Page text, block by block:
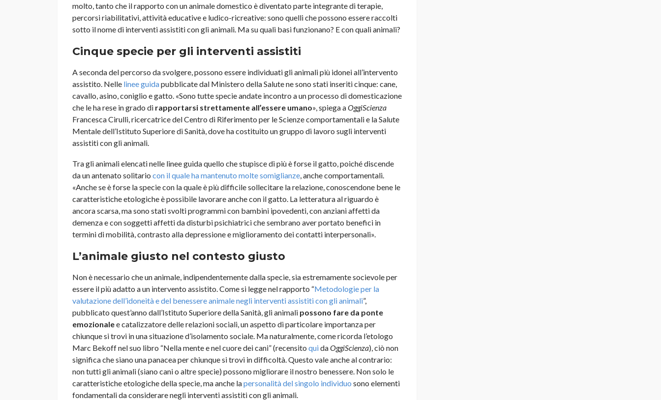
molto, tanto che il rapporto con un animale domestico è diventato parte integrante di terapie,
percorsi riabilitativi, attività educative e ludico-ricreative: sono quelli che possono essere raccolti
sotto il nome di interventi assistiti con gli animali. Ma su quali basi funzionano? E con quali animali?
Cinque specie per gli interventi assistiti
A seconda del percorso da svolgere, possono essere individuati gli animali più idonei all’intervento
assistito. Nelle linee guidapubblicate dal Ministero della Salute ne sono stati inseriti cinque: cane,
cavallo, asino, coniglio e gatto. «Sono tutte specie andate incontro a un processo di domesticazione
che le ha rese in grado di rapportarsi strettamente all’essere umano», spiega aOggiScienza
Francesca Cirulli, ricercatrice del Centro di Riferimento per le Scienze comportamentali e la Salute
Mentale dell’Istituto Superiore di Sanità, dove ha costituito un gruppo di lavoro sugli interventi
assistiti con gli animali.
Tra gli animali elencati nelle linee guida quello che stupisce di più è forse il gatto, poiché discende
da un antenato solitario con il quale ha mantenuto molte somiglianze , anche comportamentali.
«Anche se è forse la specie con la quale è più difficile sollecitare la relazione, conoscendone bene le
caratteristiche etologiche è possibile lavorare anche con il gatto. La letteratura al riguardo è
ancora scarsa, ma sono stati svolti programmi con bambini ipovedenti, con anziani affetti da
demenza e con soggetti affetti da disturbi psichiatrici che sembrano aver portato benefici in
termini di mobilità, contrasto alla depressione e miglioramento dei contatti interpersonali».
L’animale giusto nel contesto giusto
Non è necessario che un animale, indipendentemente dalla specie, sia estremamente socievole per
essere il più adatto a un intervento assistito. Come si legge nel rapporto “Metodologie per la
valutazione dell’idoneità e del benessere animale negli interventi assistiti con gli animali”,
pubblicato quest’anno dall’Istituto Superiore della Sanità, gli animali possono fare da ponte
emozionalee catalizzatore delle relazioni sociali, un aspetto di particolare importanza per
chiunque si trovi in una situazione d’isolamento sociale. Ma naturalmente, come ricorda l’etologo
Marc Bekoff nel suo libro “Nella mente e nel cuore dei cani” (recensito quidaOggiScienza), ciò non
significa che siano una panacea per chiunque si trovi in difficoltà. Questo vale anche al contrario:
non tutti gli animali (siano cani o altre specie) possono migliorare il nostro benessere. Non solo le
caratteristiche etologiche della specie, ma anche lapersonalità del singolo individuo sono elementi
fondamentali da considerare negli interventi assistiti con gli animali.